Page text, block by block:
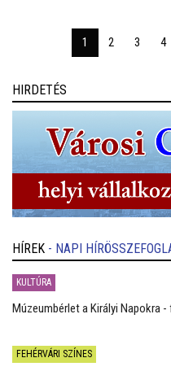
1 2 3 4
HIRDETÉS
HÍREK - NAPI
KULTÚRA
Múzeumbérlet a Királyi Napokra
FEHÉRVÁRI SZÍNES